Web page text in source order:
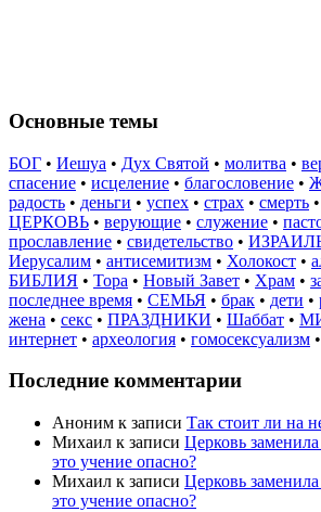
Основные темы
БОГ • Иешуа • Дух Святой • молитва •
спасение • исцеление • благословение •
радость • деньги • успех • страх • смерть •
ЦЕРКОВЬ • верующие • служение •
прославление • свидетельство •
Иерусалим • антисемитизм • Холокост •
БИБЛИЯ • Тора • Новый Завет • Храм •
последнее время • СЕМЬЯ • брак • дети •
жена • секс • ПРАЗДНИКИ • Шаббат •
интернет • археология • гомосексуализм •
Последние комментарии
Аноним к записи Так стоит ли на
Михаил к записи Церковь
это учение опасно?
Михаил к записи Церковь
это учение опасно?